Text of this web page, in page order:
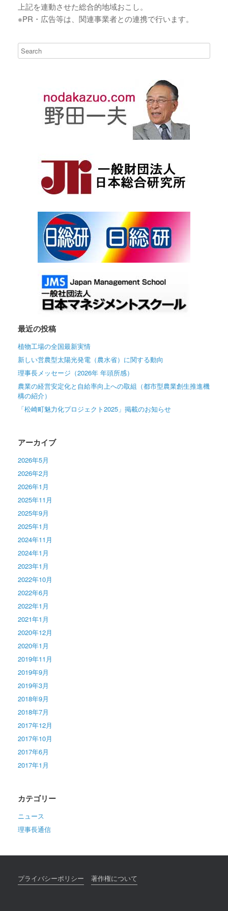
上記を連動させた総合的地域おこし。
※PR・広告等は、関連事業者との連携で行います。
最近の投稿
植物工場の全国最新実情
新しい営農型太陽光発電（農水省）に関する動向
理事長メッセージ（2026年 年頭所感）
農業の経営安定化と自給率向上への取組（都市型農業創生推進機
構の紹介）
「松崎町魅力化プロジェクト2025」掲載のお知らせ
アーカイブ
2026年5月
2026年2月
2026年1月
2025年11月
2025年9月
2025年1月
2024年11月
2024年1月
2023年1月
2022年10月
2022年6月
2022年1月
2021年1月
2020年12月
2020年1月
2019年11月
2019年9月
2019年3月
2018年9月
2018年7月
2017年12月
2017年10月
2017年6月
2017年1月
カテゴリー
ニュース
理事長通信
プライバシーポリシー 著作権について